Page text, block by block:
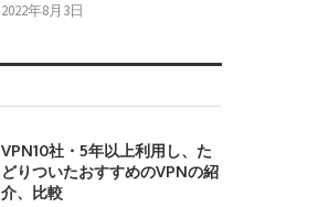
2022年8月3日
VPN10社・5年以上利用し、た
どりついたおすすめのVPNの紹
介、比較